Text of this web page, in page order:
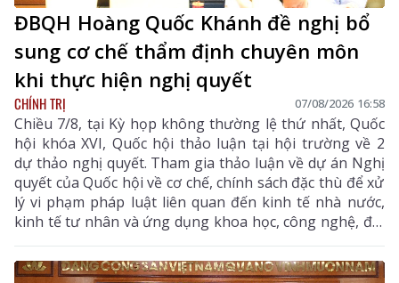
ĐBQH Hoàng Quốc Khánh đề nghị bổ
sung cơ chế thẩm định chuyên môn
khi thực hiện nghị quyết
CHÍNH TRỊ 07/08/2026 16:58
Chiều 7/8, tại Kỳ họp không thường lệ thứ nhất, Quốc
hội khóa XVI, Quốc hội thảo luận tại hội trường về 2
dự thảo nghị quyết. Tham gia thảo luận về dự án Nghị
quyết của Quốc hội về cơ chế, chính sách đặc thù để xử
lý vi phạm pháp luật liên quan đến kinh tế nhà nước,
kinh tế tư nhân và ứng dụng khoa học, công nghệ, đổi
mới sáng tạo, chuyển đổi số, đại biểu Hoàng Quốc
Khánh - Tỉnh ủy viên, Phó Trưởng Đoàn chuyên trách